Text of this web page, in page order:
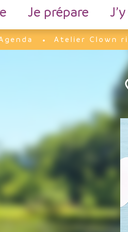
Je prépare
Atelier Clown